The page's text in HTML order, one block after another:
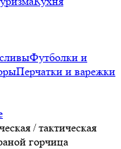
Футболки и
Перчатки и варежки
/ тактическая
горчица